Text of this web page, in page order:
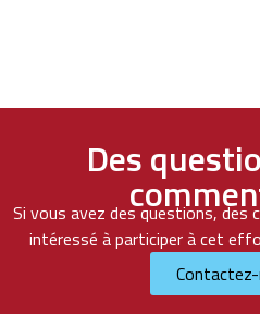
Des
Si vous avez des questions, des
intéressé à participer à cet